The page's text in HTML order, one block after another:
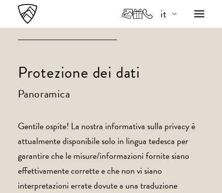
it
de
Protezione dei dati
Panoramica
Gentile ospite! La nostra informativa sulla privacy è
attualmente disponibile solo in lingua tedesca per
garantire che le misure/informazioni fornite siano
effettivamente corrette e che non vi siano
interpretazioni errate dovute a una traduzione